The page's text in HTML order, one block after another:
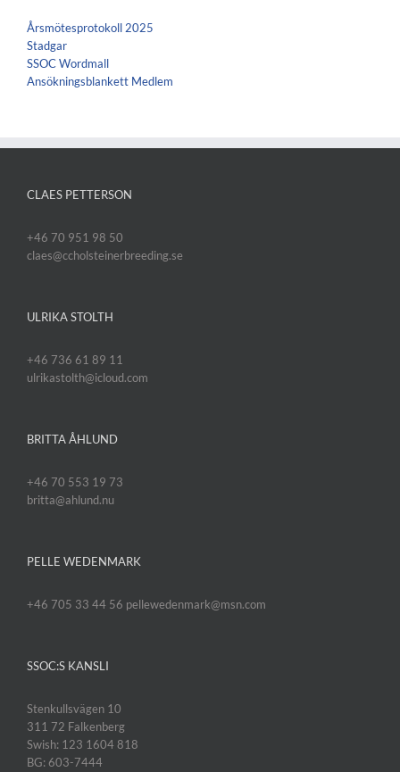
Årsmötesprotokoll 2025
Stadgar
SSOC Wordmall
Ansökningsblankett Medlem
CLAES PETTERSON
+46 70 951 98 50
claes@ccholsteinerbreeding.se
ULRIKA STOLTH
+46 736 61 89 11
ulrikastolth@icloud.com
BRITTA ÅHLUND
+46 70 553 19 73
britta@ahlund.nu
PELLE WEDENMARK
+46 705 33 44 56 pellewedenmark@msn.com
SSOC:S KANSLI
Stenkullsvägen 10
311 72 Falkenberg
Swish: 123 1604 818
BG: 603-7444